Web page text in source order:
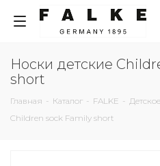
Носки детские
short
Главная - Каталог - FALKE - Детское
Children sock Family short